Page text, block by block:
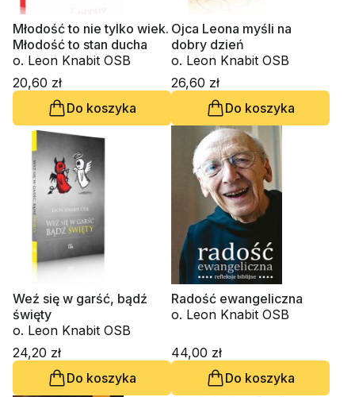
Młodość to nie tylko wiek.
Młodość to stan ducha
o. Leon Knabit OSB
20,60 zł
Do koszyka
Ojca Leona myśli na
dobry dzień
o. Leon Knabit OSB
26,60 zł
Do koszyka
Weź się w garść, bądź
święty
o. Leon Knabit OSB
24,20 zł
Do koszyka
Radość ewangeliczna
o. Leon Knabit OSB
44,00 zł
Do koszyka